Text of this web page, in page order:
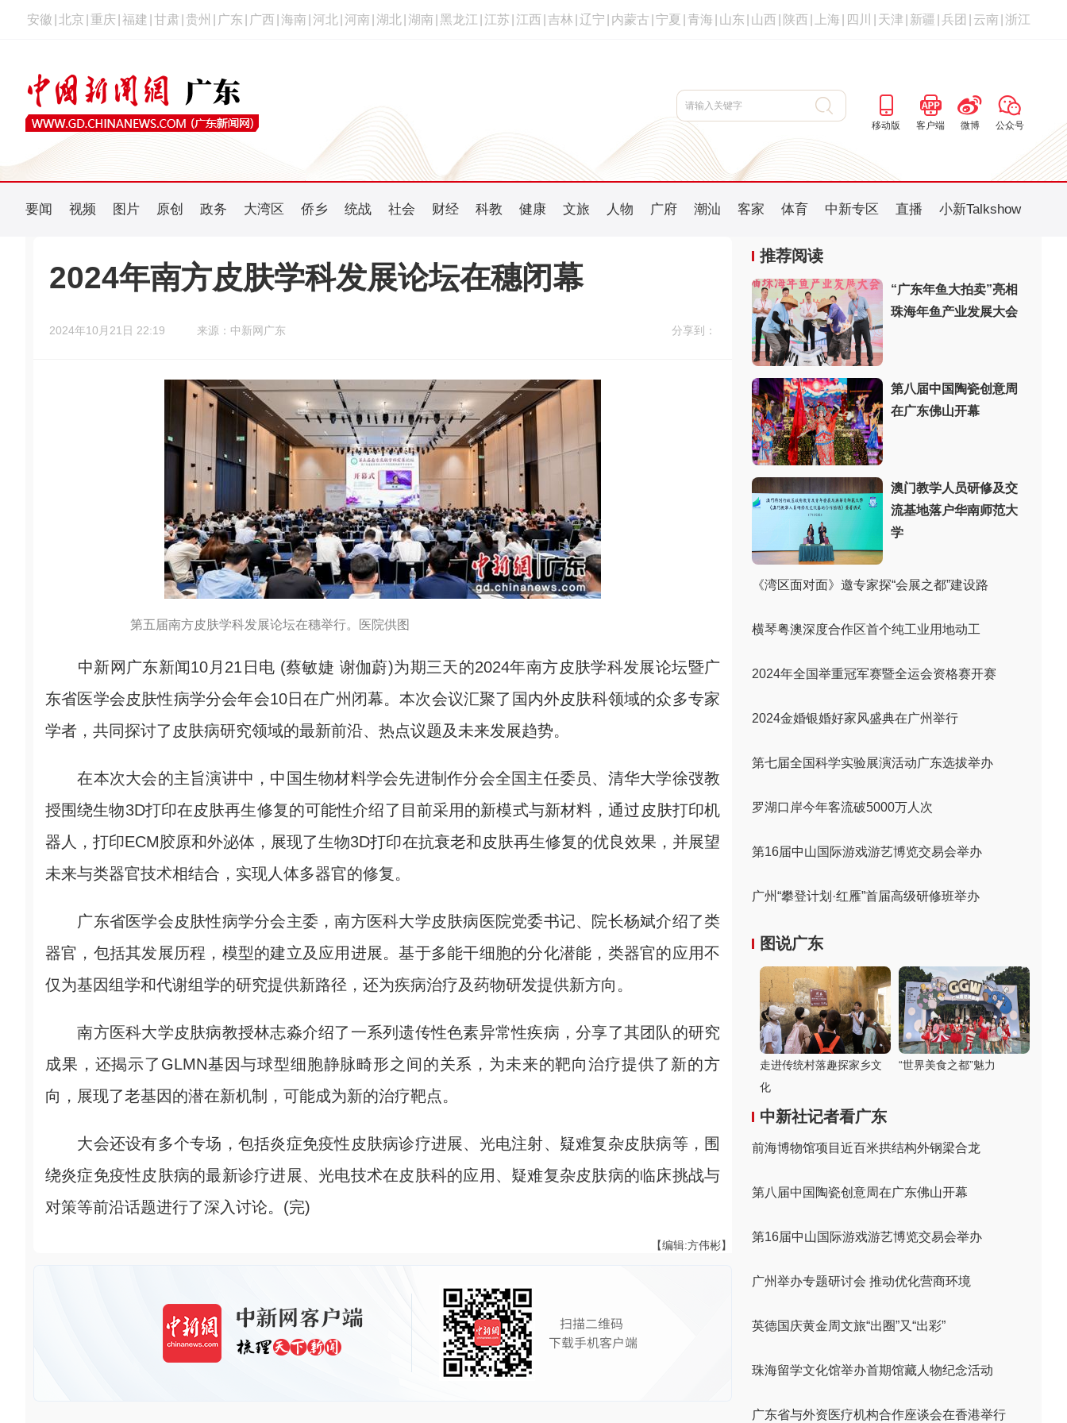
安徽 北京 重庆 福建 甘肃 贵州 广东 广西 海南 河北 河南 湖北 湖南 黑龙江 江苏 江西 吉林 辽宁 内蒙古 宁夏 青海 山东 山西 陕西 上海 四川 天津 新疆 兵团 云南 浙江
移动版 客户端 微博 公众号
要闻 视频 图片 原创 政务 大湾区 侨乡 统战 社会 财经 科教 健康 文旅 人物 广府 潮汕 客家 体育 中新专区 直播 小新Talkshow
2024年南方皮肤学科发展论坛在穗闭幕
2024年10月21日 22:19 来源：中新网广东 分享到：
第五届南方皮肤学科发展论坛在穗举行。医院供图
中新网广东新闻10月21日电 (蔡敏婕 谢伽蔚)为期三天的2024年南方皮肤学科发展论坛暨广
东省医学会皮肤性病学分会年会10日在广州闭幕。本次会议汇聚了国内外皮肤科领域的众多专家
学者，共同探讨了皮肤病研究领域的最新前沿、热点议题及未来发展趋势。
在本次大会的主旨演讲中，中国生物材料学会先进制作分会全国主任委员、清华大学徐弢教
授围绕生物3D打印在皮肤再生修复的可能性介绍了目前采用的新模式与新材料，通过皮肤打印机
器人，打印ECM胶原和外泌体，展现了生物3D打印在抗衰老和皮肤再生修复的优良效果，并展望
未来与类器官技术相结合，实现人体多器官的修复。
广东省医学会皮肤性病学分会主委，南方医科大学皮肤病医院党委书记、院长杨斌介绍了类
器官，包括其发展历程，模型的建立及应用进展。基于多能干细胞的分化潜能，类器官的应用不
仅为基因组学和代谢组学的研究提供新路径，还为疾病治疗及药物研发提供新方向。
南方医科大学皮肤病教授林志淼介绍了一系列遗传性色素异常性疾病，分享了其团队的研究
成果，还揭示了GLMN基因与球型细胞静脉畸形之间的关系，为未来的靶向治疗提供了新的方
向，展现了老基因的潜在新机制，可能成为新的治疗靶点。
大会还设有多个专场，包括炎症免疫性皮肤病诊疗进展、光电注射、疑难复杂皮肤病等，围
绕炎症免疫性皮肤病的最新诊疗进展、光电技术在皮肤科的应用、疑难复杂皮肤病的临床挑战与
对策等前沿话题进行了深入讨论。(完)
【编辑:方伟彬】
推荐阅读
“广东年鱼大拍卖”亮相
珠海年鱼产业发展大会
第八届中国陶瓷创意周
在广东佛山开幕
澳门教学人员研修及交
流基地落户华南师范大
学
《湾区面对面》邀专家探“会展之都”建设路
横琴粤澳深度合作区首个纯工业用地动工
2024年全国举重冠军赛暨全运会资格赛开赛
2024金婚银婚好家风盛典在广州举行
第七届全国科学实验展演活动广东选拔举办
罗湖口岸今年客流破5000万人次
第16届中山国际游戏游艺博览交易会举办
广州“攀登计划·红雁”首届高级研修班举办
图说广东
走进传统村落趣探家乡文
化
“世界美食之都”魅力
中新社记者看广东
前海博物馆项目近百米拱结构外钢梁合龙
第八届中国陶瓷创意周在广东佛山开幕
第16届中山国际游戏游艺博览交易会举办
广州举办专题研讨会 推动优化营商环境
英德国庆黄金周文旅“出圈”又“出彩”
珠海留学文化馆举办首期馆藏人物纪念活动
广东省与外资医疗机构合作座谈会在香港举行